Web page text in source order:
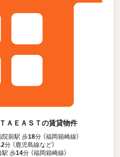
ＡＥＡＳＴの賃貸物件
院前駅 歩18分 （福岡箱崎線）
分 （鹿児島線など）
駅 歩14分 （福岡箱崎線）